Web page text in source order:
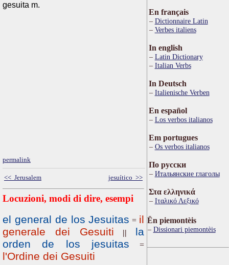
gesuita m.
permalink
<< Jerusalem jesuítico >>
Locuzioni, modi di dire, esempi
el general de los Jesuitas = il
generale dei Gesuiti
||
la
orden de los jesuitas =
l'Ordine dei Gesuiti
En français
Dictionnaire Latin
Verbes italiens
In english
Latin Dictionary
Italian Verbs
In Deutsch
Italienische Verben
En español
Los verbos italianos
Em portugues
Os verbos italianos
По русски
Итальянские глаголы
Στα ελληνικά
Ιταλικό Λεξικό
Ën piemontèis
Dissionari piemontèis